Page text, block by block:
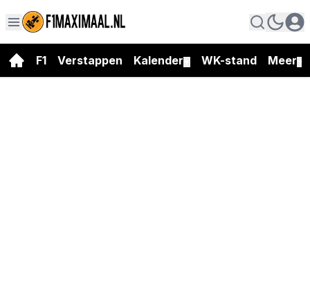
F1 Verstappen Kalender WK-stand Meer